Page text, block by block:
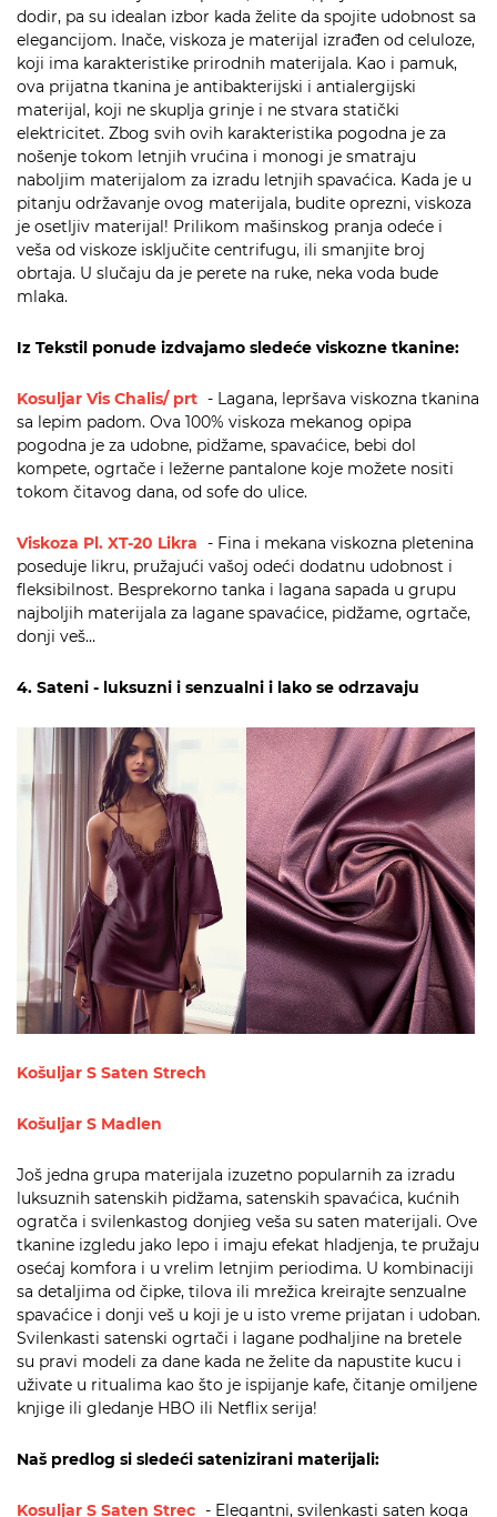
dodir, pa su idealan izbor kada želite da spojite udobnost sa
elegancijom. Inače, viskoza je materijal izrađen od celuloze,
koji ima karakteristike prirodnih materijala. Kao i pamuk,
ova prijatna tkanina je antibakterijski i antialergijski
materijal, koji ne skuplja grinje i ne stvara statički
elektricitet. Zbog svih ovih karakteristika pogodna je za
nošenje tokom letnjih vrućina i monogi je smatraju
naboljim materijalom za izradu letnjih spavaćica. Kada je u
pitanju održavanje ovog materijala, budite oprezni, viskoza
je osetljiv materijal! Prilikom mašinskog pranja odeće i
veša od viskoze isključite centrifugu, ili smanjite broj
obrtaja. U slučaju da je perete na ruke, neka voda bude
mlaka.
Iz Tekstil ponude izdvajamo sledeće viskozne tkanine:
Kosuljar Vis Chalis/ prt - Lagana, lepršava viskozna tkanina
sa lepim padom. Ova 100% viskoza mekanog opipa
pogodna je za udobne, pidžame, spavaćice, bebi dol
kompete, ogrtače i ležerne pantalone koje možete nositi
tokom čitavog dana, od sofe do ulice.
Viskoza Pl. XT-20 Likra - Fina i mekana viskozna pletenina
poseduje likru, pružajući vašoj odeći dodatnu udobnost i
fleksibilnost. Besprekorno tanka i lagana sapada u grupu
najboljih materijala za lagane spavaćice, pidžame, ogrtače,
donji veš…
4. Sateni - luksuzni i senzualni i lako se odrzavaju
Košuljar S Saten Strech
Košuljar S Madlen
Još jedna grupa materijala izuzetno popularnih za izradu
luksuznih satenskih pidžama, satenskih spavaćica, kućnih
ogratča i svilenkastog donjieg veša su saten materijali. Ove
tkanine izgledu jako lepo i imaju efekat hladjenja, te pružaju
osećaj komfora i u vrelim letnjim periodima. U kombinaciji
sa detaljima od čipke, tilova ili mrežica kreirajte senzualne
spavaćice i donji veš u koji je u isto vreme prijatan i udoban.
Svilenkasti satenski ogrtači i lagane podhaljine na bretele
su pravi modeli za dane kada ne želite da napustite kucu i
uživate u ritualima kao što je ispijanje kafe, čitanje omiljene
knjige ili gledanje HBO ili Netflix serija!
Naš predlog si sledeći satenizirani materijali:
Kosuljar S Saten Strec - Elegantni, svilenkasti saten koga